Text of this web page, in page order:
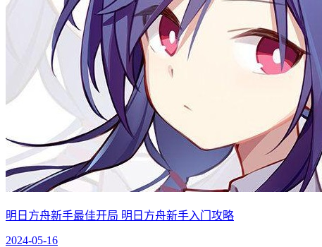
明日方舟新手最佳开局 明日方舟新手入门攻略
2024-05-16